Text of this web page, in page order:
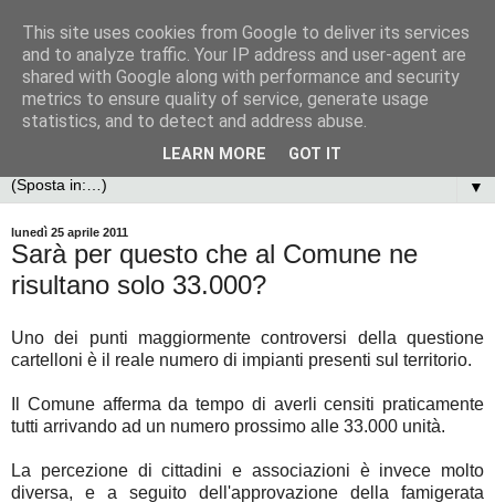
▼
lunedì 25 aprile 2011
Sarà per questo che al Comune ne
risultano solo 33.000?
Uno dei punti maggiormente controversi della questione
cartelloni è il reale numero di impianti presenti sul territorio.
Il Comune afferma da tempo di averli censiti praticamente
tutti arrivando ad un numero prossimo alle 33.000 unità.
La percezione di cittadini e associazioni è invece molto
diversa, e a seguito dell'approvazione della famigerata
This site uses cookies from Google to deliver its services
and to analyze traffic. Your IP address and user-agent are
shared with Google along with performance and security
metrics to ensure quality of service, generate usage
statistics, and to detect and address abuse.
LEARN MORE GOT IT